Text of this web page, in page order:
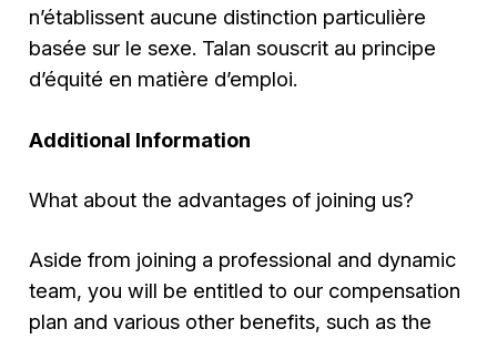
n’établissent aucune distinction particulière
basée sur le sexe. Talan souscrit au principe
d’équité en matière d’emploi.
Additional Information
What about the advantages of joining us?
Aside from joining a professional and dynamic
team, you will be entitled to our compensation
plan and various other benefits, such as the